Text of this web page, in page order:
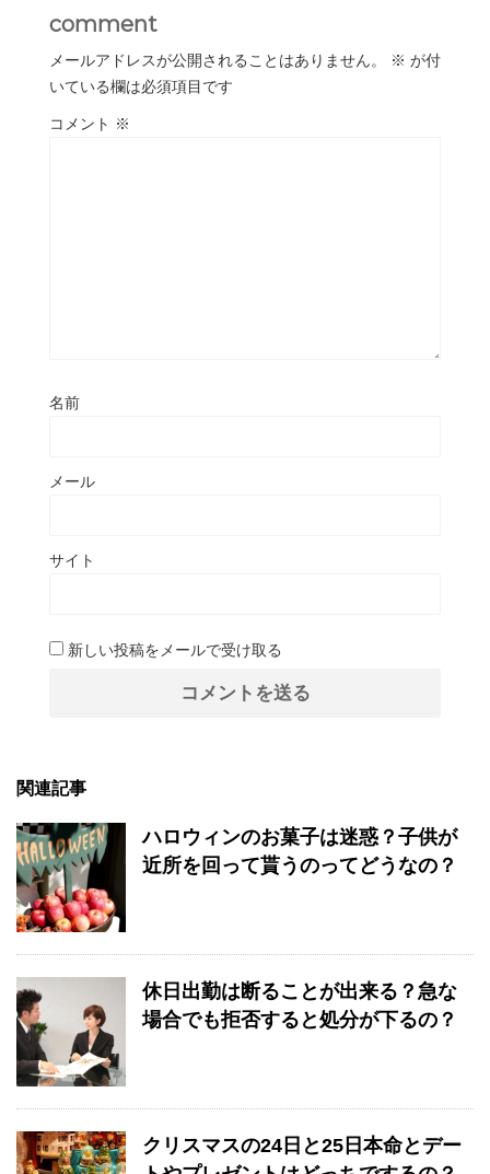
comment
メールアドレスが公開されることはありません。 ※ が付
いている欄は必須項目です
コメント ※
名前
メール
サイト
新しい投稿をメールで受け取る
関連記事
ハロウィンのお菓子は迷惑？子供が
近所を回って貰うのってどうなの？
休日出勤は断ることが出来る？急な
場合でも拒否すると処分が下るの？
クリスマスの24日と25日本命とデー